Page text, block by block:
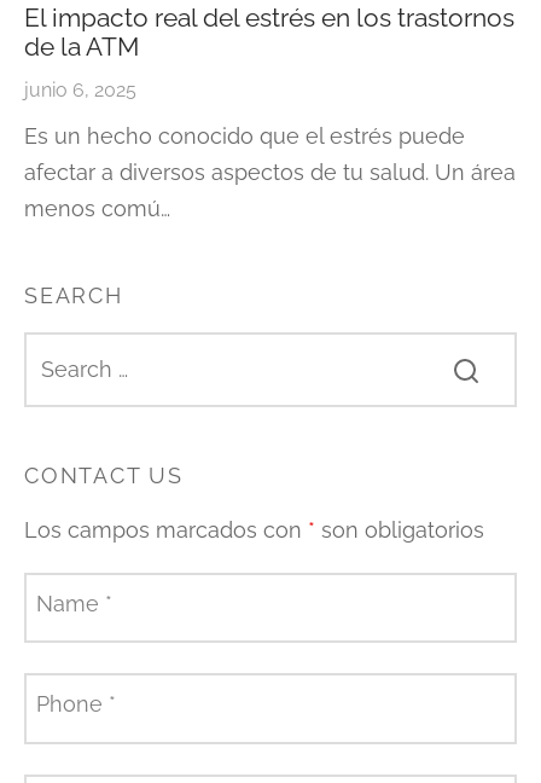
El impacto real del estrés en los trastornos
de la ATM
junio 6, 2025
Es un hecho conocido que el estrés puede
afectar a diversos aspectos de tu salud. Un área
menos comú…
SEARCH
CONTACT US
Los campos marcados con * son obligatorios
Name *
Phone *